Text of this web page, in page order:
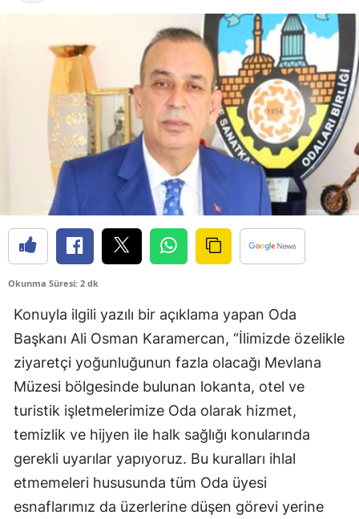
Bitlis
Bolu
Burdur
Bursa
Çanakkale
Çankırı
Çorum
Denizli
Edirne
Elazığ
Erzincan
Erzurum
Eskişehir
Gaziantep
Giresun
Okunma Süresi: 2 dk
Konuyla ilgili yazılı bir açıklama yapan Oda
Başkanı Ali Osman Karamercan, “İlimizde özelikle
ziyaretçi yoğunluğunun fazla olacağı Mevlana
Müzesi bölgesinde bulunan lokanta, otel ve
turistik işletmelerimize Oda olarak hizmet,
temizlik ve hijyen ile halk sağlığı konularında
gerekli uyarılar yapıyoruz. Bu kuralları ihlal
etmemeleri hususunda tüm Oda üyesi
esnaflarımız da üzerlerine düşen görevi yerine